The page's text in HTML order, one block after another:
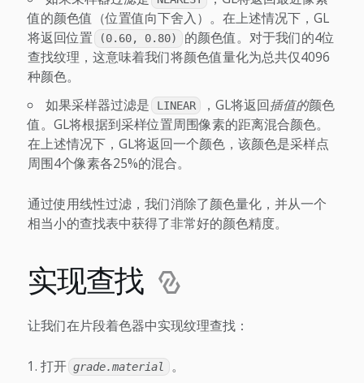
值的颜色值（位置值向下舍入）。在上述情况下，GL
将返回位置
(0.60, 0.80)
的颜色值。对于我们的4位
查找纹理，这意味着我们将颜色值量化为总共仅4096
种颜色。
如果采样器过滤是
LINEAR ，GL将返回插值的颜色
值。GL将根据到采样位置周围像素的距离混合颜色。
在上述情况下，GL将返回一个颜色，该颜色是采样点
周围4个像素各25%的混合。
通过使用线性过滤，我们消除了颜色量化，并从一个
相当小的查找表中获得了非常好的颜色精度。
实现查找
让我们在片段着色器中实现纹理查找：
打开 grade.material
。